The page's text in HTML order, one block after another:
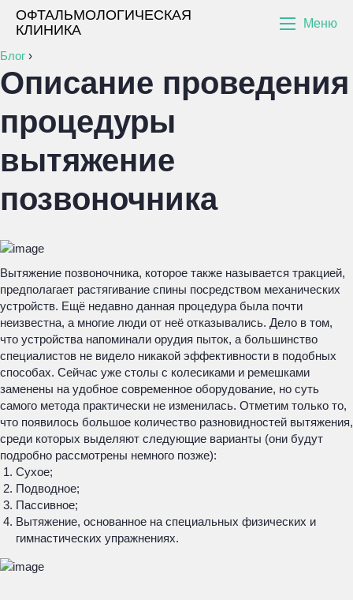
ОФТАЛЬМОЛОГИЧЕСКАЯ
КЛИНИКА
Меню
Блог ›
Описание проведения
процедуры
вытяжение
позвоночника
Вытяжение позвоночника, которое также называется тракцией,
предполагает растягивание спины посредством механических
устройств. Ещё недавно данная процедура была почти
неизвестна, а многие люди от неё отказывались. Дело в том,
что устройства напоминали орудия пыток, а большинство
специалистов не видело никакой эффективности в подобных
способах. Сейчас уже столы с колесиками и ремешками
заменены на удобное современное оборудование, но суть
самого метода практически не изменилась. Отметим только то,
что появилось большое количество разновидностей вытяжения,
среди которых выделяют следующие варианты (они будут
подробно рассмотрены немного позже):
Сухое;
Подводное;
Пассивное;
Вытяжение, основанное на специальных физических и
гимнастических упражнениях.